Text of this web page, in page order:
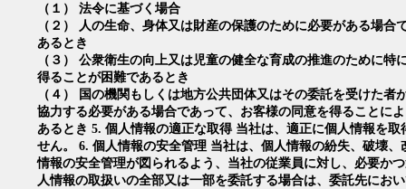
（１） 法令に基づく場合
（２） 人の生命、身体又は財産の保護のために必要がある場
あるとき
（３） 公衆衛生の向上又は児童の健全な育成の推進のために
得ることが困難であるとき
（４） 国の機関もしくは地方公共団体又はその委託を受けた
協力する必要がある場合であって、お客様の同意を得ることに
あるとき 5. 個人情報の適正な取得 当社は、適正に個人情報を
せん。 6. 個人情報の安全管理 当社は、個人情報の紛失、破壊
情報の安全管理が図られるよう、当社の従業員に対し、必要か
人情報の取扱いの全部又は一部を委託する場合は、委託先にお